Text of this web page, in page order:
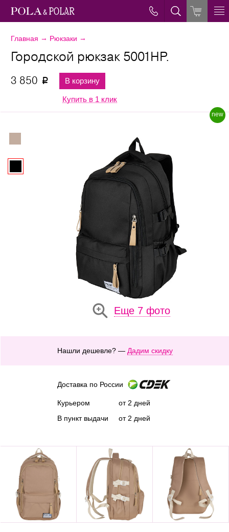
Главная → Рюкзаки →
Еще 7 фото
new
Городской рюкзак 5001НР.
3 850 p В корзину
Купить в 1 клик
Нашли дешевле? — Дадим скидку
Доставка по России
Курьером
В пункт выдачи
от 2 дней
от 2 дней